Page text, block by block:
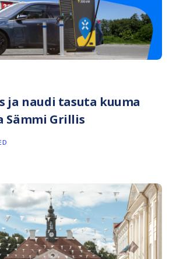
ja naudi tasuta kuuma
Sämmi Grillis